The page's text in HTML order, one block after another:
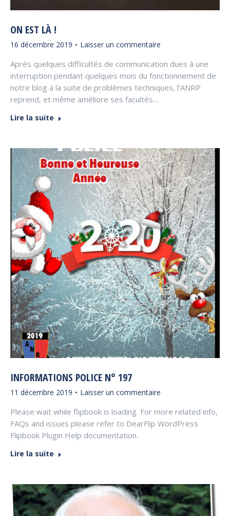
ON EST LÀ !
16 décembre 2019 Laisser un commentaire
Après quelques difficultés de communication dues à une
interruption pendant quelques mois du fonctionnement de
notre blog à la suite de problèmes techniques, l’ANRP
reprend, et même améliore ses facultés…
Lire la suite
INFORMATIONS POLICE N° 197
11 décembre 2019 Laisser un commentaire
Please wait while flipbook is loading. For more related info,
FAQs and issues please refer to DearFlip WordPress
Flipbook Plugin Help documentation.
Lire la suite